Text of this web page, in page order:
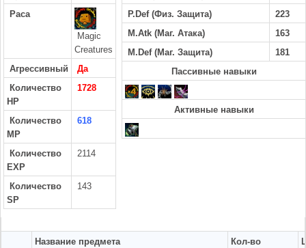
Раса
Magic
Creatures
Агрессивный
Да
Количество
HP
1728
Количество
MP
618
Количество
EXP
2114
Количество
SP
143
P.Def (Физ. Защита)
223
M.Atk (Маг. Атака)
163
M.Def (Маг. Защита)
181
Пассивные навыки
Активные навыки
Название предмета Кол-во